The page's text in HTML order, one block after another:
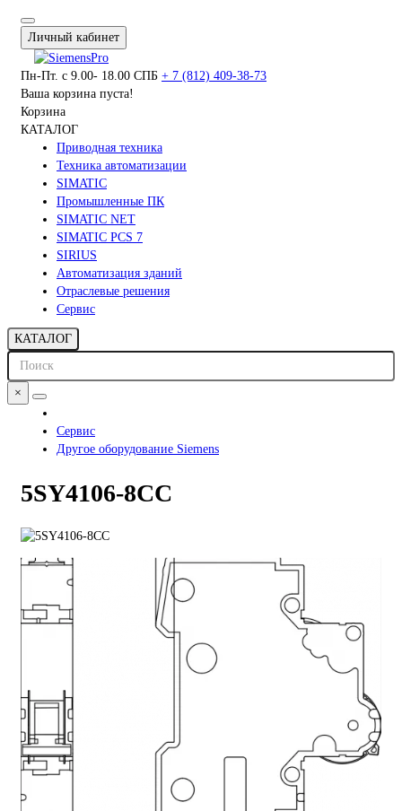
Личный кабинет
Пн-Пт. с 9.00- 18.00 СПБ + 7 (812) 409-38-73
Ваша корзина пуста!
Корзина
КАТАЛОГ
Приводная техника
Техника автоматизации
SIMATIC
Промышленные ПК
SIMATIC NET
SIMATIC PCS 7
SIRIUS
Автоматизация зданий
Отраслевые решения
Сервис
КАТАЛОГ
×
Сервис
Другое оборудование Siemens
5SY4106-8CC